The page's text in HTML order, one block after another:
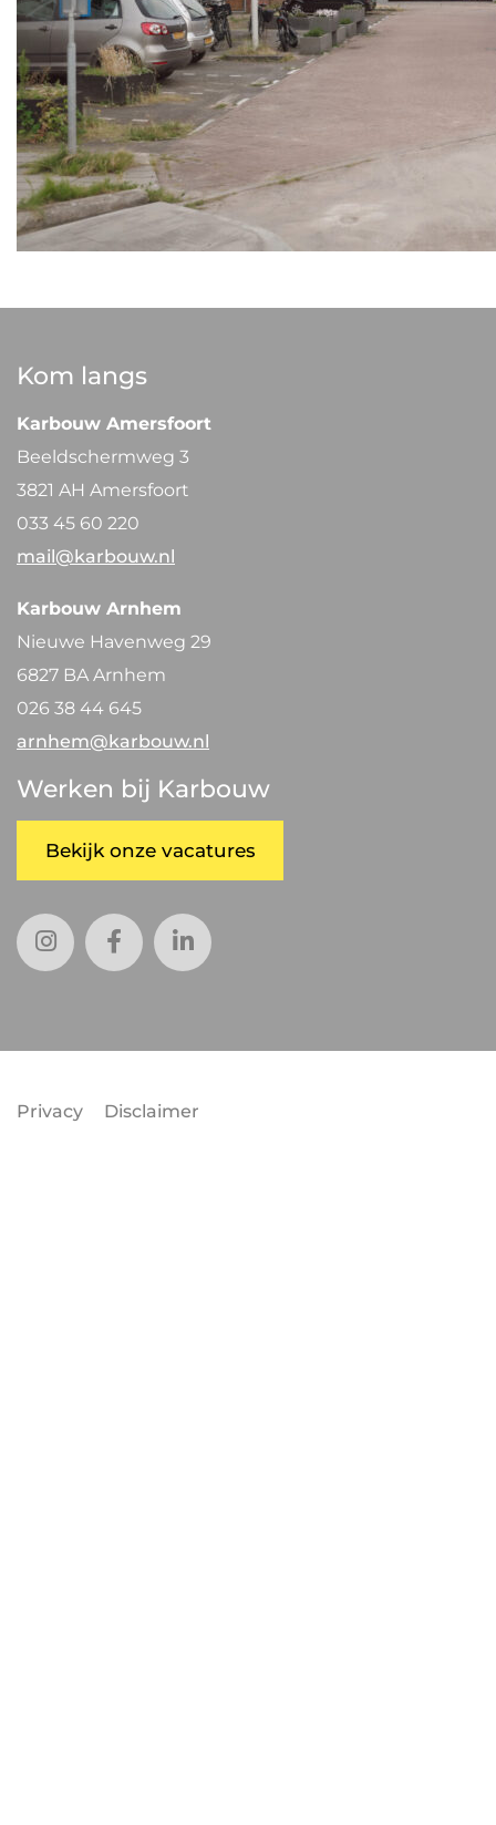
Kom langs
Karbouw Amersfoort
Beeldschermweg 3
3821 AH Amersfoort
033 45 60 220
mail@karbouw.nl
Karbouw Arnhem
Nieuwe Havenweg 29
6827 BA Arnhem
026 38 44 645
arnhem@karbouw.nl
Werken bij Karbouw
Bekijk onze vacatures
Privacy Disclaimer